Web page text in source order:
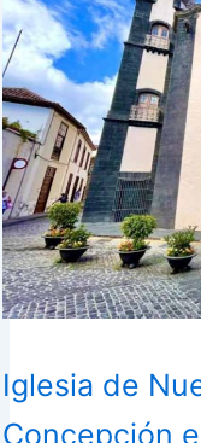
Iglesia de
Concepción